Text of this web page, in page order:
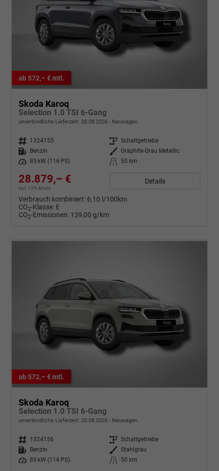
ab 572,– € mtl.
Skoda Karoq
Selection 1.0 TSI 6-Gang
unverbindliche Lieferzeit: 20.08.2026 Neuwagen
Fahrzeugnr. 1324155 Getriebe Schaltgetriebe
Kraftstoff
Benzin Außenfarbe
Graphite-Grau Metallic
Leistung
85 kW (116 PS) Kilometerstand 50 km
28.879,– €
incl. 19% MwSt.
Details
Verbrauch kombiniert: 6,10 l/100km
CO2-Klasse: E
CO2-Emissionen: 139,00 g/km
ab 572,– € mtl.
Skoda Karoq
Selection 1.0 TSI 6-Gang
unverbindliche Lieferzeit: 20.08.2026 Neuwagen
Fahrzeugnr. 1324156 Getriebe Schaltgetriebe
Kraftstoff
Benzin Außenfarbe Stahlgrau
Leistung
85 kW (116 PS) Kilometerstand 50 km